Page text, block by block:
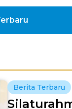
Berita Terbaru